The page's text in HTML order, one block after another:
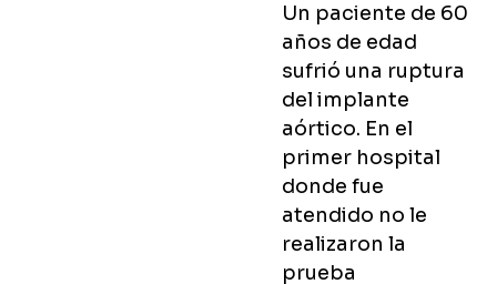
Un paciente de 60
años de edad
sufrió una ruptura
del implante
aórtico. En el
primer hospital
donde fue
atendido no le
realizaron la
prueba